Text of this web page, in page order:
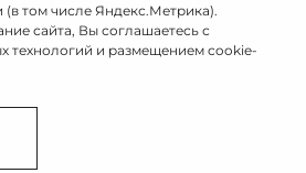
том числе Яндекс.Метрика).
сайта, Вы соглашаетесь с
технологий и размещением cookie-